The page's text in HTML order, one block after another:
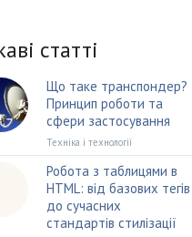
статті
Що таке транспондер?
Принцип роботи та
сфери застосування
Техніка і технології
Робота з таблицями в
HTML: від базових тегів
до сучасних
стандартів стилізації